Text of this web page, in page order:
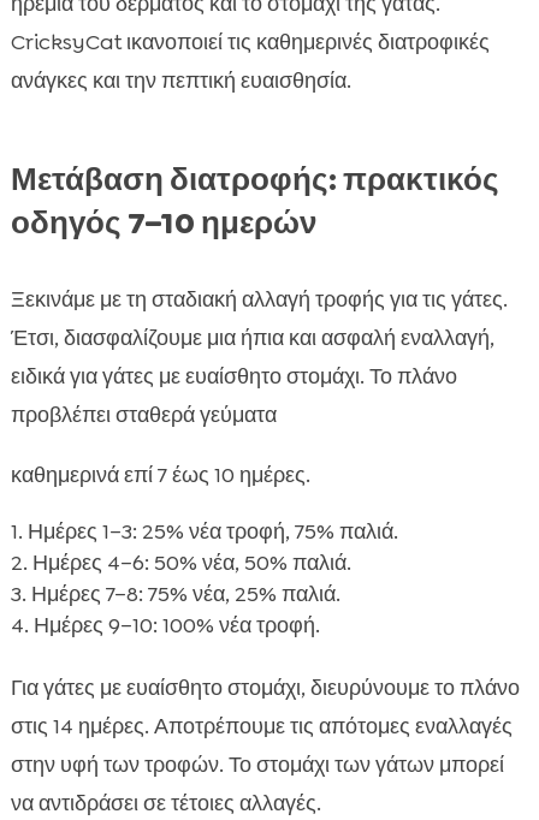
CricksyCat ικανοποιεί τις καθημερινές διατροφικές
ανάγκες και την πεπτική ευαισθησία.
Μετάβαση διατροφής: πρακτικός
οδηγός 7–10 ημερών
Ξεκινάμε με τη σταδιακή αλλαγή τροφής για τις γάτες.
Έτσι, διασφαλίζουμε μια ήπια και ασφαλή εναλλαγή,
ειδικά για γάτες με ευαίσθητο στομάχι. Το πλάνο
προβλέπει σταθερά γεύματα
καθημερινά επί 7 έως 10 ημέρες.
Ημέρες 1–3: 25% νέα τροφή, 75% παλιά.
Ημέρες 4–6: 50% νέα, 50% παλιά.
Ημέρες 7–8: 75% νέα, 25% παλιά.
Ημέρες 9–10: 100% νέα τροφή.
Για γάτες με ευαίσθητο στομάχι, διευρύνουμε το πλάνο
στις 14 ημέρες. Αποτρέπουμε τις απότομες εναλλαγές
στην υφή των τροφών. Το στομάχι των γάτων μπορεί
να αντιδράσει σε τέτοιες αλλαγές.